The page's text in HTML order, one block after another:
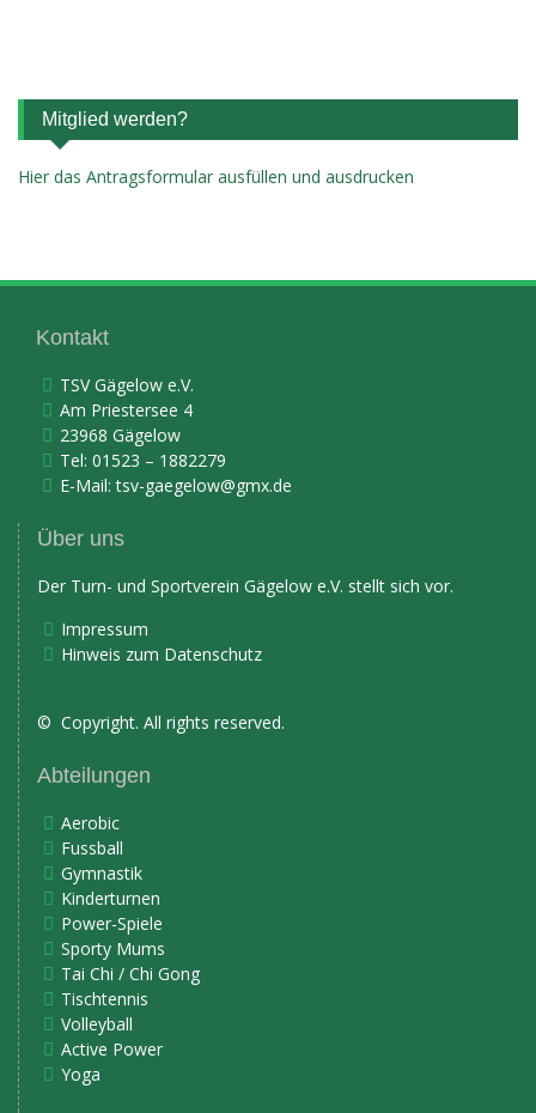
Mitglied werden?
Hier das Antragsformular ausfüllen und ausdrucken
Kontakt
TSV Gägelow e.V.
Am Priestersee 4
23968 Gägelow
Tel: 01523 – 1882279
E-Mail:tsv-gaegelow@gmx.de
Über uns
Der Turn- und Sportverein Gägelow e.V. stellt sich vor.
Impressum
Hinweis zum Datenschutz
© Copyright. All rights reserved.
Abteilungen
Aerobic
Fussball
Gymnastik
Kinderturnen
Power-Spiele
Sporty Mums
Tai Chi / Chi Gong
Tischtennis
Volleyball
Active Power
Yoga